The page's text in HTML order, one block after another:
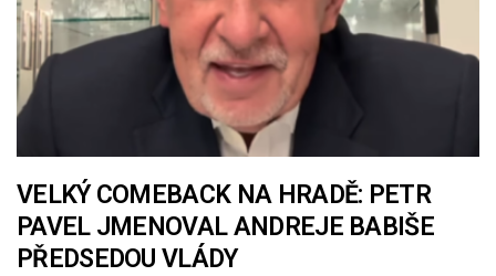
VELKÝ COMEBACK NA HRADĚ: PETR
PAVEL JMENOVAL ANDREJE BABIŠE
PŘEDSEDOU VLÁDY